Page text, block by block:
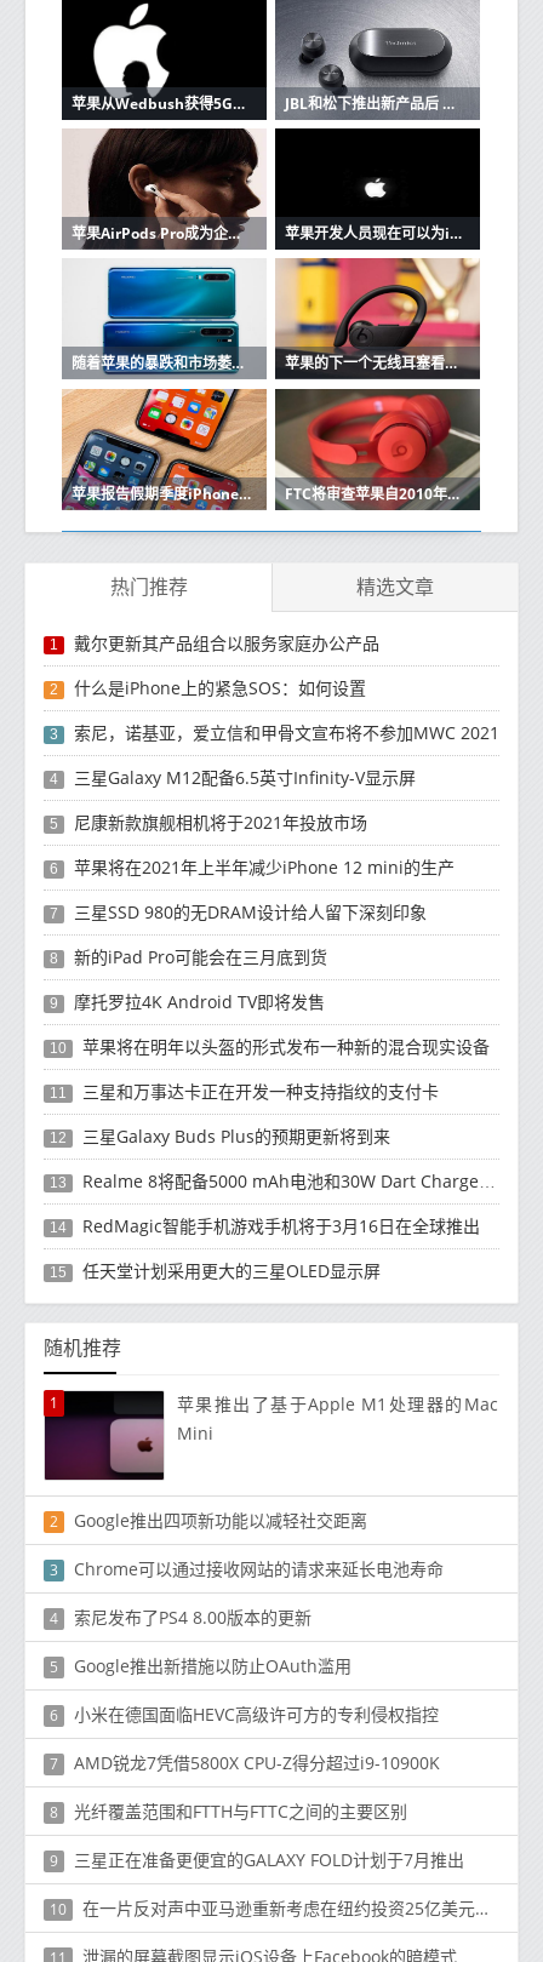
苹果从Wedbush获得5G潜在看涨信号 JBL和松下推出新产品后 苹果AirPods的竞争加剧
苹果AirPods Pro成为企业家最好朋友的3个原因 苹果开发人员现在可以为iOS和Mac应用程序创建单一购买的应用程序版本
随着苹果的暴跌和市场萎缩，华为在中国保持强大 苹果的下一个无线耳塞看起来很像Beats Powerbeats Pro
苹果报告假期季度iPhone销售强劲 FTC将审查苹果自2010年以来的收购
热门推荐 精选文章
1 戴尔更新其产品组合以服务家庭办公产品
2 什么是iPhone上的紧急SOS：如何设置
3 索尼，诺基亚，爱立信和甲骨文宣布将不参加MWC 2021
4 三星Galaxy M12配备6.5英寸Infinity-V显示屏
5 尼康新款旗舰相机将于2021年投放市场
6 苹果将在2021年上半年减少iPhone 12 mini的生产
7 三星SSD 980的无DRAM设计给人留下深刻印象
8 新的iPad Pro可能会在三月底到货
9 摩托罗拉4K Android TV即将发售
10 苹果将在明年以头盔的形式发布一种新的混合现实设备
11 三星和万事达卡正在开发一种支持指纹的支付卡
12 三星Galaxy Buds Plus的预期更新将到来
13 Realme 8将配备5000 mAh电池和30W Dart Charge功能
14 RedMagic智能手机游戏手机将于3月16日在全球推出
15 任天堂计划采用更大的三星OLED显示屏
随机推荐
1
苹果推出了基于Apple M1处理器的Mac
Mini
2 Google推出四项新功能以减轻社交距离
3 Chrome可以通过接收网站的请求来延长电池寿命
4 索尼发布了PS4 8.00版本的更新
5 Google推出新措施以防止OAuth滥用
6 小米在德国面临HEVC高级许可方的专利侵权指控
7 AMD锐龙7凭借5800X CPU-Z得分超过i9-10900K
8 光纤覆盖范围和FTTH与FTTC之间的主要区别
9 三星正在准备更便宜的GALAXY FOLD计划于7月推出
10 在一片反对声中亚马逊重新考虑在纽约投资25亿美元的园区
泄漏的屏幕截图显示iOS设备上Facebook的暗模式